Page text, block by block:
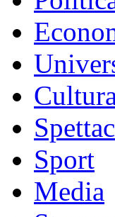
Sport
Media